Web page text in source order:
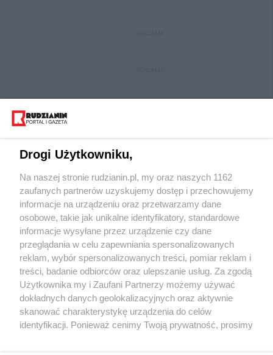
Wydawca mediów lokalnych
Nie zapomnij
zapoznać się z:
polityką prywatności regulamin korzystania z portali
Twojemiasto
Piekary Śląskie
Chorzów
Tarnowskie Góry
Skontakuj sięz nami
Kontakt
Wydawca
Redakcja
Drogi Użytkowniku,
Na naszej stronie rudzianin.pl, my oraz naszych 1162
zaufanych partnerów uzyskujemy dostęp i przechowujemy
informacje na urządzeniu oraz przetwarzamy dane
osobowe, takie jak unikalne identyfikatory, standardowe
informacje wysyłane przez urządzenie czy dane
przeglądania w celu zapewniania spersonalizowanych
reklam, wybór spersonalizowanych treści, pomiar reklam i
treści, badanie odbiorców oraz ulepszanie usług. Za zgodą
Użytkownika my i Zaufani Partnerzy możemy używać
dokładnych danych geolokalizacyjnych oraz aktywnie
skanować charakterystykę urządzenia do celów
identyfikacji. Ponieważ cenimy Twoją prywatność, prosimy